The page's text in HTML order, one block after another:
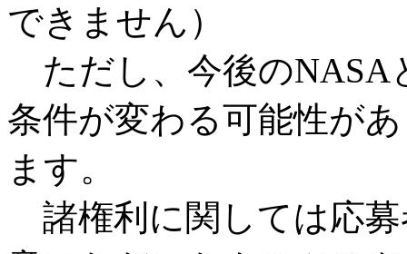
できません）
ただし、今後のNASA
条件が変わる可能性が
ます。
諸権利に関しては応